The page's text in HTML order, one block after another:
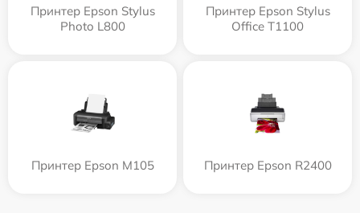
Принтер Epson Stylus
Photo L800
Принтер Epson Stylus
Office T1100
Принтер Epson M105 Принтер Epson R2400